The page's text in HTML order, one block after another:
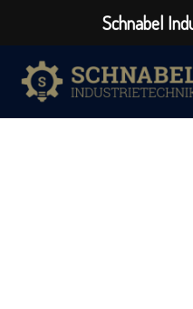
Schnabel